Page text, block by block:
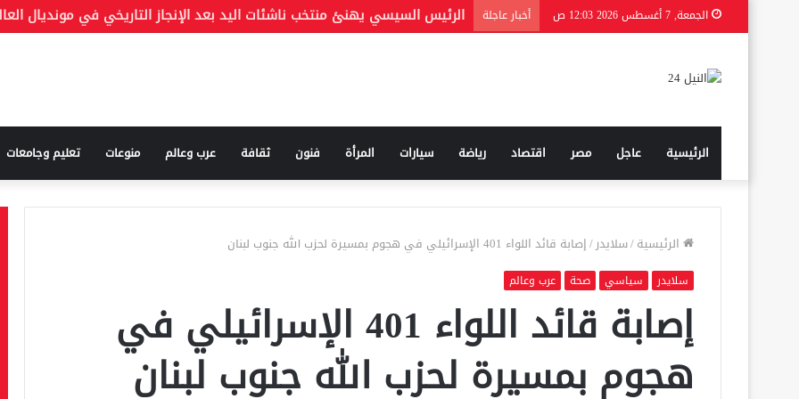
الجمعة, 7 أغسطس 2026 12:03 ص أخبار عاجلة
الرئيسية عاجل مصر اقتصاد رياضة سيارات المرأة فنون ثقافة عرب وعالم منوعات تعليم وجامعات
الرئيسية/سلايدر/إصابة قائد اللواء 401 الإسرائيلي في هجوم بمسيرة لحزب الله جنوب لبنان
سلايدر سياسي صحة عرب وعالم
إصابة قائد اللواء 401 الإسرائيلي في
هجوم بمسيرة لحزب الله جنوب لبنان